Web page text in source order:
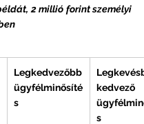
2 millió forint személyi
Legkedvezőbb
ügyfélminősíté
s
kedvező
s